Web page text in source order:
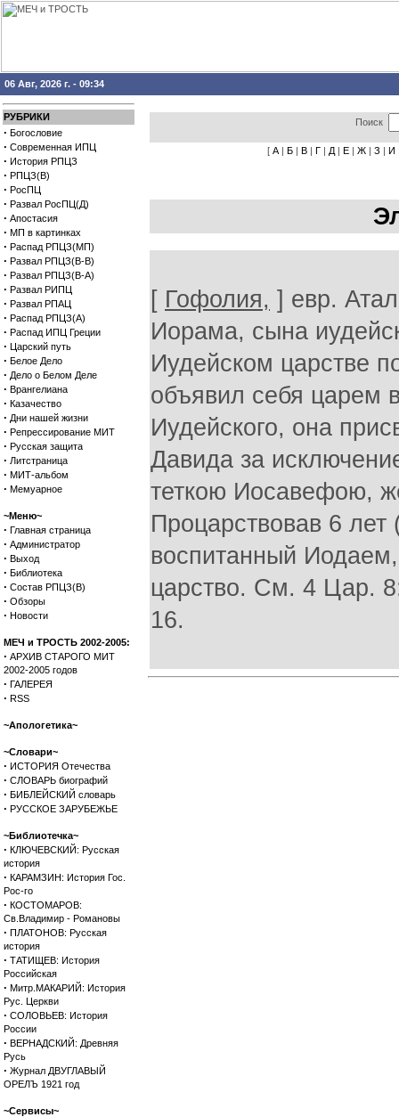
06 Авг, 2026 г. - 09:34
РУБРИКИ
· Богословие
· Современная ИПЦ
· История РПЦЗ
· РПЦЗ(В)
· РосПЦ
· Развал РосПЦ(Д)
· Апостасия
· МП в картинках
· Распад РПЦЗ(МП)
· Развал РПЦЗ(В-В)
· Развал РПЦЗ(В-А)
· Развал РИПЦ
· Развал РПАЦ
· Распад РПЦЗ(А)
· Распад ИПЦ Греции
· Царский путь
· Белое Дело
· Дело о Белом Деле
· Врангелиана
· Казачество
· Дни нашей жизни
· Репрессирование МИТ
· Русская защита
· Литстраница
· МИТ-альбом
· Мемуарное
~Меню~
· Главная страница
· Администратор
· Выход
· Библиотека
· Состав РПЦЗ(В)
· Обзоры
· Новости
МЕЧ и ТРОСТЬ 2002-2005:
· АРХИВ СТАРОГО МИТ
2002-2005 годов
· ГАЛЕРЕЯ
· RSS
~Апологетика~
~Словари~
· ИСТОРИЯ Отечества
· СЛОВАРЬ биографий
· БИБЛЕЙСКИЙ словарь
· РУССКОЕ ЗАРУБЕЖЬЕ
~Библиотечка~
· КЛЮЧЕВСКИЙ: Русская
история
· КАРАМЗИН: История Гос.
Рос-го
· КОСТОМАРОВ:
Св.Владимир - Романовы
· ПЛАТОНОВ: Русская
история
· ТАТИЩЕВ: История
Российская
· Митр.МАКАРИЙ: История
Рус. Церкви
· СОЛОВЬЕВ: История
России
· ВЕРНАДСКИЙ: Древняя
Русь
· Журнал ДВУГЛАВЫЙ
ОРЕЛЪ 1921 год
~Сервисы~
Поиск
[ А | Б | В | Г | Д | Е | Ж | З | И
[ Гофолия, ] евр.
Иорама, сына
Иудейском царстве
объявил себя царем
Иудейского, она
Давида за
теткою Иосавефою,
Процарствовав 6
воспитанный
царство. См. 4 Цар.
16.